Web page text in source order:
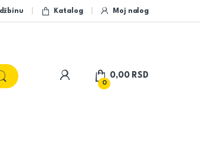
Katalog Moj nalog
My Account
0
0,00 RSD